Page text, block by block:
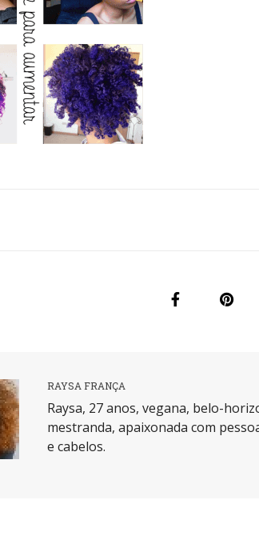
RAYSA FRANÇA
Raysa, 27 anos, vegana, belo-
mestranda, apaixonada com
e cabelos.